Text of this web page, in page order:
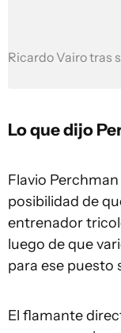
Ricardo Vairo tras
Lo que dijo
Flavio
posibilidad de
entrenador
luego de que
para ese puesto
El flamante